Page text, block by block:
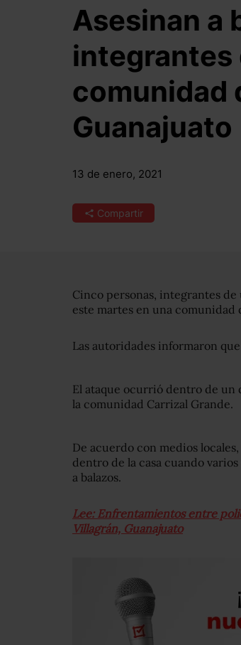
Asesinan a
integrantes
comunidad
Guanajuato
13 de enero, 2021
Compartir
Cinco personas, integrantes de
este martes en una comunidad
Las autoridades informaron
El ataque ocurrió dentro de un
la comunidad Carrizal Grande.
De acuerdo con medios
dentro de la casa cuando
a balazos.
Lee: Enfrentamientos entre
Villagrán, Guanajuato